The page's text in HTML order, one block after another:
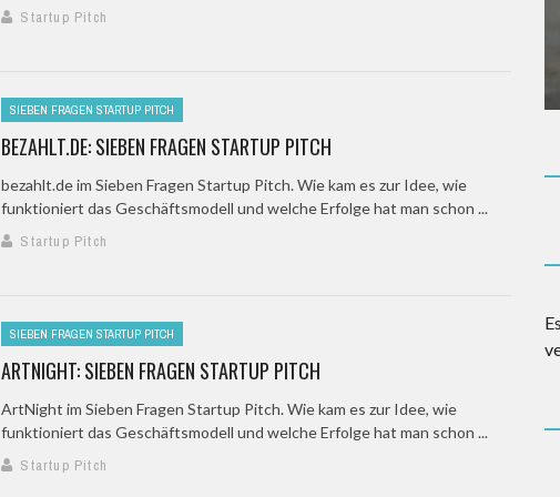
Startup Pitch
SIEBEN FRAGEN STARTUP PITCH
BEZAHLT.DE: SIEBEN FRAGEN STARTUP PITCH
bezahlt.de im Sieben Fragen Startup Pitch. Wie kam es zur Idee, wie
funktioniert das Geschäftsmodell und welche Erfolge hat man schon ...
Startup Pitch
SIEBEN FRAGEN STARTUP PITCH
ARTNIGHT: SIEBEN FRAGEN STARTUP PITCH
ArtNight im Sieben Fragen Startup Pitch. Wie kam es zur Idee, wie
funktioniert das Geschäftsmodell und welche Erfolge hat man schon ...
Startup Pitch